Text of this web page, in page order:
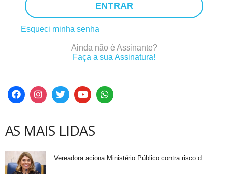
ENTRAR
Esqueci minha senha
Ainda não é Assinante?
Faça a sua Assinatura!
AS MAIS LIDAS
Vereadora aciona Ministério Público contra risco d...